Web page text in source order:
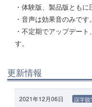
・体験版、製品版とも
・音声は効果音のみです。
・不定期でアップデー
す。
更新情報
2021年12月06日 誤字脱